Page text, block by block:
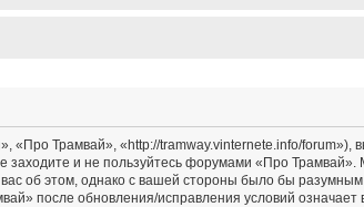
Трамвай», «http://tramway.vinternete.info/forum»),
и не пользуйтесь форумами «Про Трамвай».
об этом, однако с вашей стороны было бы разумным
после обновления/исправления условий означает